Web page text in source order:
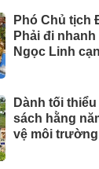
Phó Chủ tịch
Phải đi
Ngọc Linh
Dành tối
sách hằng
vệ môi